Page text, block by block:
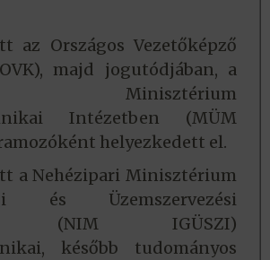
az Országos Vezetőképző
majd jogutódjában, a
Minisztérium
Intézetben (MÜM
helyezkedett el.
a Nehézipari Minisztérium
és Üzemszervezési
(NIM IGÜSZI)
később tudományos